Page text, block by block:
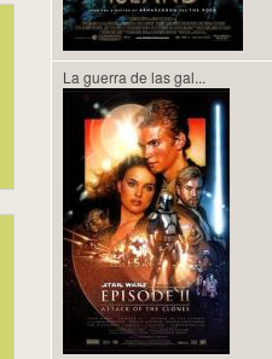
La guerra de las gal...